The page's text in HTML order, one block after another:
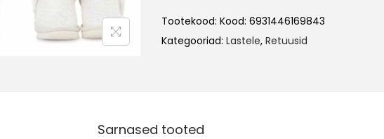
Tootekood: Kood: 6931446169843
Kategooriad: Lastele, Retuusid
Sarnased tooted